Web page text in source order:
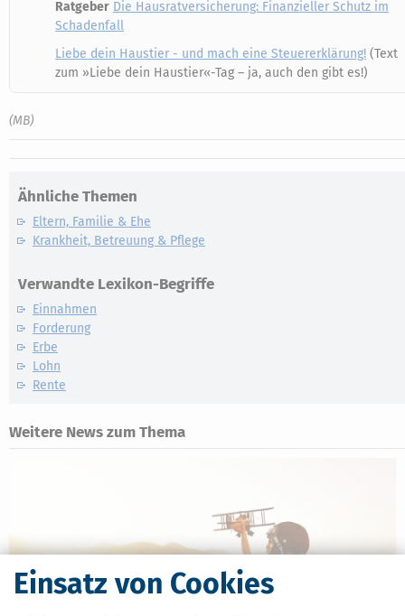
Einsatz von Cookies
Ratgeber Die Hausratversicherung: Finanzieller Schutz im
Schadenfall
Liebe dein Haustier - und mach eine Steuererklärung! (Text
zum »Liebe dein Haustier«-Tag – ja, auch den gibt es!)
(MB)
Ähnliche Themen
Eltern, Familie & Ehe
Krankheit, Betreuung & Pflege
Verwandte Lexikon-Begriffe
Einnahmen
Forderung
Erbe
Lohn
Rente
Weitere News zum Thema